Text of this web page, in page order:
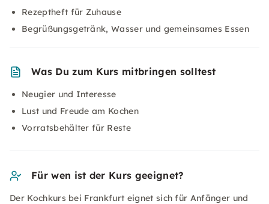
Rezeptheft für Zuhause
Begrüßungsgetränk, Wasser und gemeinsames Essen
Was Du zum Kurs mitbringen solltest
Neugier und Interesse
Lust und Freude am Kochen
Vorratsbehälter für Reste
Für wen ist der Kurs geeignet?
Der Kochkurs bei Frankfurt eignet sich für Anfänger und